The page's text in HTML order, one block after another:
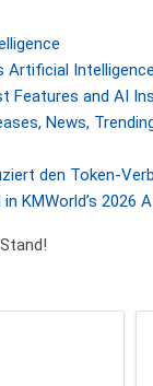
Artificial
Features and AI
News,
den Token-
KMWorld’s